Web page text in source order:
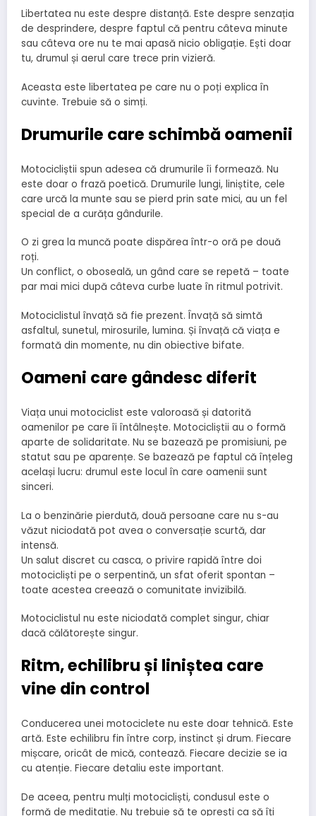
Libertatea nu este despre distanță. Este despre senzația
de desprindere, despre faptul că pentru câteva minute
sau câteva ore nu te mai apasă nicio obligație. Ești doar
tu, drumul și aerul care trece prin vizieră.
Aceasta este libertatea pe care nu o poți explica în
cuvinte. Trebuie să o simți.
Drumurile care schimbă oamenii
Motocicliștii spun adesea că drumurile îi formează. Nu
este doar o frază poetică. Drumurile lungi, liniștite, cele
care urcă la munte sau se pierd prin sate mici, au un fel
special de a curăța gândurile.
O zi grea la muncă poate dispărea într-o oră pe două
roți.
Un conflict, o oboseală, un gând care se repetă – toate
par mai mici după câteva curbe luate în ritmul potrivit.
Motociclistul învață să fie prezent. Învață să simtă
asfaltul, sunetul, mirosurile, lumina. Și învață că viața e
formată din momente, nu din obiective bifate.
Oameni care gândesc diferit
Viața unui motociclist este valoroasă și datorită
oamenilor pe care îi întâlnește. Motocicliștii au o formă
aparte de solidaritate. Nu se bazează pe promisiuni, pe
statut sau pe aparențe. Se bazează pe faptul că înțeleg
același lucru: drumul este locul în care oamenii sunt
sinceri.
La o benzinărie pierdută, două persoane care nu s-au
văzut niciodată pot avea o conversație scurtă, dar
intensă.
Un salut discret cu casca, o privire rapidă între doi
motocicliști pe o serpentină, un sfat oferit spontan –
toate acestea creează o comunitate invizibilă.
Motociclistul nu este niciodată complet singur, chiar
dacă călătorește singur.
Ritm, echilibru și liniștea care
vine din control
Conducerea unei motociclete nu este doar tehnică. Este
artă. Este echilibru fin între corp, instinct și drum. Fiecare
mișcare, oricât de mică, contează. Fiecare decizie se ia
cu atenție. Fiecare detaliu este important.
De aceea, pentru mulți motocicliști, condusul este o
formă de meditație. Nu trebuie să te oprești ca să îți